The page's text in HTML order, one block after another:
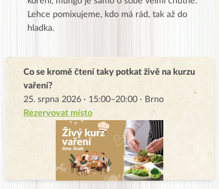
Lehce pomixujeme, kdo má rád, tak až do
hladka.
Co se kromě čtení taky potkat živě na kurzu
vaření?
25. srpna 2026 · 15:00–20:00 · Brno
Rezervovat místo